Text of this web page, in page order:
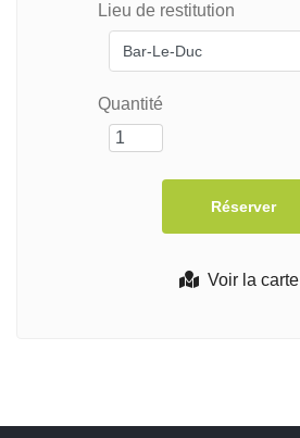
Voir la carte
Lieu de restitution
Quantité